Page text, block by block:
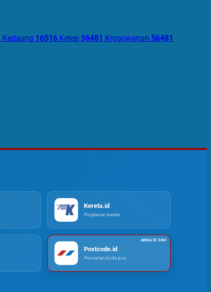
Kedaung 16516 Ketep 56481 Krogowanan 56481
Kereta.id
Perjalanan kereta
Postcode.id
Pencarian kode pos